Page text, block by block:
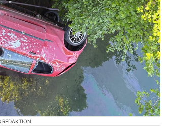
REDAKTION